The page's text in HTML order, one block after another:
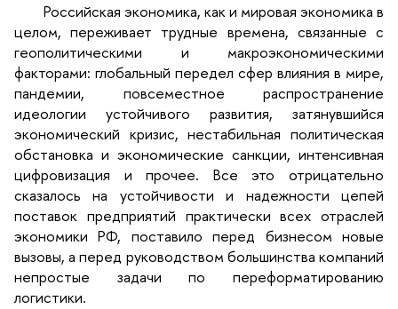
Российская экономика, как и мировая экономика в
целом, переживает трудные времена, связанные с
геополитическими и макроэкономическими
факторами: глобальный передел сфер влияния в мире,
пандемии, повсеместное распространение
идеологии устойчивого развития, затянувшийся
экономический кризис, нестабильная политическая
обстановка и экономические санкции, интенсивная
цифровизация и прочее. Все это отрицательно
сказалось на устойчивости и надежности цепей
поставок предприятий практически всех отраслей
экономики РФ, поставило перед бизнесом новые
вызовы, а перед руководством большинства компаний
непростые задачи по переформатированию
логистики.